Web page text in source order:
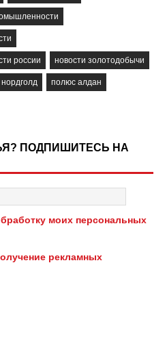
россии новости золотодобычи
нордголд полюс алдан
ПОДПИШИТЕСЬ НА
моих персональных
рекламных